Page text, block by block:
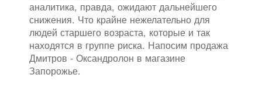
аналитика, правда, ожидают дальнейшего
снижения. Что крайне нежелательно для
людей старшего возраста, которые и так
находятся в группе риска. Напосим продажа
Дмитров - Оксандролон в магазине
Запорожье.